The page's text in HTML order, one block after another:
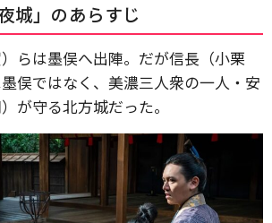
城」のあらすじ
らは墨俣へ出陣。だが信長（小栗
俣ではなく、美濃三人衆の一人・安
が守る北方城だった。